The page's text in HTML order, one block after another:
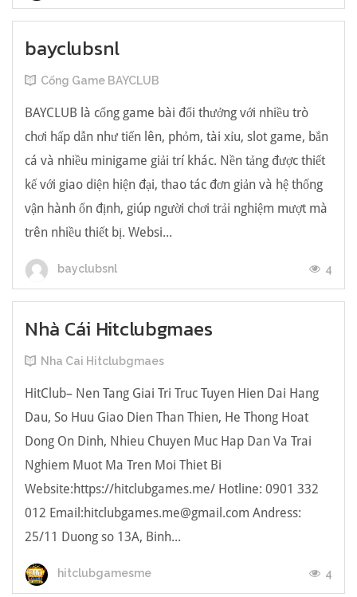
bayclubsnl
Cổng Game BAYCLUB
BAYCLUB là cổng game bài đổi thưởng với nhiều trò
chơi hấp dẫn như tiến lên, phỏm, tài xỉu, slot game, bắn
cá và nhiều minigame giải trí khác. Nền tảng được thiết
kế với giao diện hiện đại, thao tác đơn giản và hệ thống
vận hành ổn định, giúp người chơi trải nghiệm mượt mà
trên nhiều thiết bị. Websi...
bayclubsnl 4
Nhà Cái Hitclubgmaes
Nha Cai Hitclubgmaes
HitClub– Nen Tang Giai Tri Truc Tuyen Hien Dai Hang
Dau, So Huu Giao Dien Than Thien, He Thong Hoat
Dong On Dinh, Nhieu Chuyen Muc Hap Dan Va Trai
Nghiem Muot Ma Tren Moi Thiet Bi
Website:https://hitclubgames.me/ Hotline: 0901 332
012 Email:hitclubgames.me@gmail.com Andress:
25/11 Duong so 13A, Binh...
hitclubgamesme 4